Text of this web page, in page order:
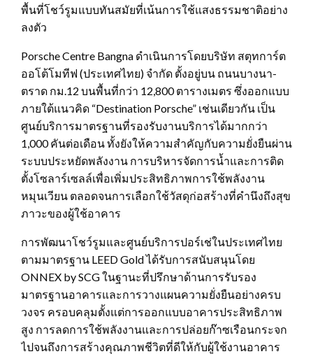
พื้นที่โชว์รูมแบบทันสมัยที่เน้นการใช้แสงธรรมชาติอย่าง
ลงตัว
Porsche Centre Bangna ดำเนินการโดยบริษัท สตุทการ์ต
ออโต้โมทีฟ (ประเทศไทย) จำกัด ตั้งอยู่บน ถนนบางนา-
ตราด กม.12 บนพื้นที่กว่า 12,800 ตารางเมตร ซึ่งออกแบบ
ภายใต้แนวคิด “Destination Porsche” เช่นเดียวกัน เป็น
ศูนย์บริการมาตรฐานที่รองรับงานบริการได้มากกว่า
1,000 คันต่อเดือน ทั้งยังให้ความสำคัญกับความยั่งยืนผ่าน
ระบบประหยัดพลังงาน การบริหารจัดการน้ำและการติด
ตั้งโซลาร์เซลล์เพื่อเพิ่มประสิทธิภาพการใช้พลังงาน
หมุนเวียน ตลอดจนการเลือกใช้วัสดุก่อสร้างที่คำนึงถึงสุข
ภาวะของผู้ใช้อาคาร
การพัฒนาโชว์รูมและศูนย์บริการปอร์เช่ในประเทศไทย
ตามมาตรฐาน LEED Gold ได้รับการสนับสนุนโดย
ONNEX by SCG ในฐานะที่ปรึกษาด้านการรับรอง
มาตรฐานอาคารและการวางแผนความยั่งยืนอย่างครบ
วงจร ครอบคลุมตั้งแต่การออกแบบอาคารประสิทธิภาพ
สูง การลดการใช้พลังงานและการปล่อยก๊าซเรือนกระจก
ไปจนถึงการสร้างคุณภาพชีวิตที่ดีให้กับผู้ใช้งานอาคาร